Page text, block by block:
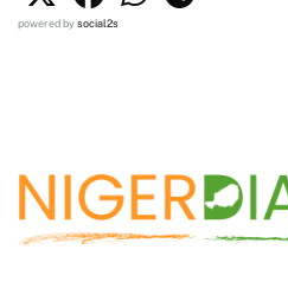
powered bysocial2s